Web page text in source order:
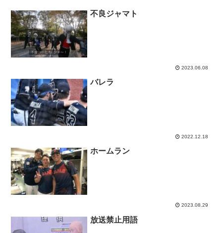
不良ジャマト
2023.06.08
バレラ
2022.12.18
ホームラン
2023.08.29
放送禁止用語